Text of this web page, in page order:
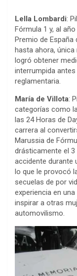
Lella Lombardi:
Fórmula 1 y, al
Premio de España
hasta ahora, única
logró obtener
interrumpida
reglamentaria.
María de Villota:
categorías como
las 24 Horas de
carrera al
Marussia de
drásticamente el 3
accidente durante
lo que le provocó
secuelas de por
experiencia en
inspirar a otras
automovilismo.